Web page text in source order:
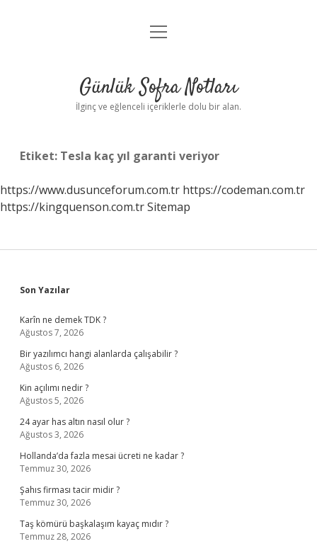
Anasayfa
Yasal Uyarı
menüyü
Günlük Sofra Notları
İlginç ve eğlenceli içeriklerle dolu bir alan.
Etiket: Tesla kaç yıl garanti veriyor
https://www.dusunceforum.com.tr https://codeman.com.tr
https://kingquenson.com.trSitemap
Sidebar
Son Yazılar
Karîn ne demek TDK ?
Ağustos 7, 2026
Bir yazılımcı hangi alanlarda çalışabilir ?
Ağustos 6, 2026
Kin açılımı nedir ?
Ağustos 5, 2026
24 ayar has altın nasıl olur ?
Ağustos 3, 2026
Hollanda’da fazla mesai ücreti ne kadar ?
Temmuz 30, 2026
Şahıs firması tacir midir ?
Temmuz 30, 2026
Taş kömürü başkalaşım kayaç mıdır ?
Temmuz 28, 2026